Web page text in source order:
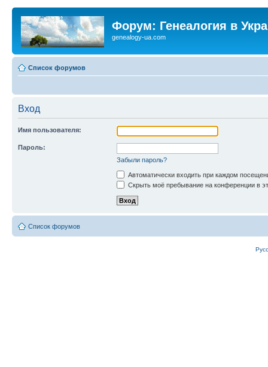
Форум: Генеалогия в
genealogy-ua.com
Список форумов
Вход
Имя пользователя:
Пароль:
Забыли пароль?
Автоматически входить при каждом
Скрыть моё пребывание на конференции в
Список форумов